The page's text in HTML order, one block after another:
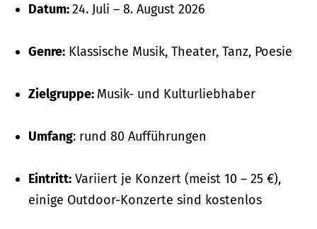
Datum:24. Juli – 8. August 2026
Genre: Klassische Musik, Theater, Tanz, Poesie
Zielgruppe: Musik- und Kulturliebhaber
Umfang: rund 80 Aufführungen
Eintritt: Variiert je Konzert (meist 10 – 25 €),
einige Outdoor-Konzerte sind kostenlos